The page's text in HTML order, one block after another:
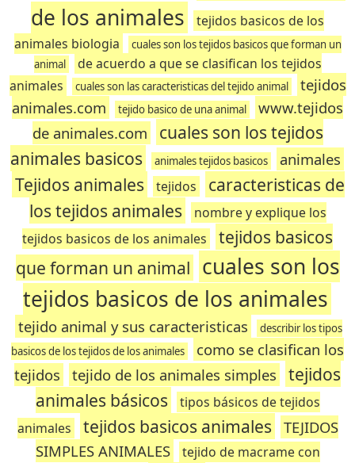
de los animales
tejidos basicos de los
animales biologia
cuales son los tejidos basicos que forman un
animal
de acuerdo a que se clasifican los tejidos
animales
cuales son las caracteristicas del tejido animal
tejidos
animales.com
tejido basico de una animal
www.tejidos
de animales.com
cuales son los tejidos
animales basicos
animales tejidos basicos animales
Tejidos animales tejidos
caracteristicas de
los tejidos animales
nombre y explique los
tejidos basicos de los animales
tejidos basicos
que forman un animal cuales son los
tejidos basicos de los animales
tejido animal y sus caracteristicas
describir los tipos
basicos de los tejidos de los animales
como se clasifican los
tejidos
tejido de los animales simples
tejidos
animales básicos
tipos básicos de tejidos
animales
tejidos basicos animales
TEJIDOS
SIMPLES ANIMALES
tejido de macrame con